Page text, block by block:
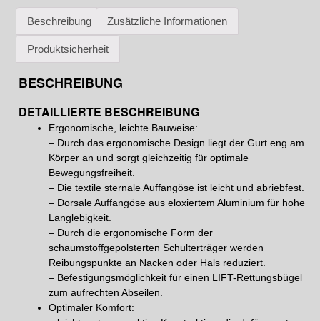
Beschreibung Zusätzliche Informationen
Produktsicherheit
BESCHREIBUNG
DETAILLIERTE BESCHREIBUNG
Ergonomische, leichte Bauweise:
– Durch das ergonomische Design liegt der Gurt eng am
Körper an und sorgt gleichzeitig für optimale
Bewegungsfreiheit.
– Die textile sternale Auffangöse ist leicht und abriebfest.
– Dorsale Auffangöse aus eloxiertem Aluminium für hohe
Langlebigkeit.
– Durch die ergonomische Form der
schaumstoffgepolsterten Schulterträger werden
Reibungspunkte an Nacken oder Hals reduziert.
– Befestigungsmöglichkeit für einen LIFT-Rettungsbügel
zum aufrechten Abseilen.
Optimaler Komfort: